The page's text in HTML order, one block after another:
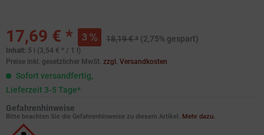
17,69 € * 3 18,19 € * (2,75% gespart)
Inhalt: 5 l (3,54 € * / 1 l)
Preise inkl. gesetzlicher MwSt. zzgl. Versandkosten
Sofort versandfertig,
Lieferzeit 3-5 Tage*
Gefahrenhinweise
Bitte beachten Sie die Gefahrenhinweise zu diesem Artikel. Mehr dazu.